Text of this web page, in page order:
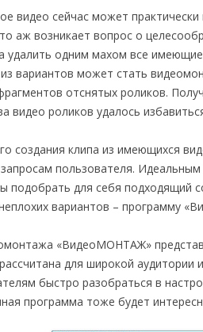
видео сейчас может
аж возникает вопрос о
удалить одним махом все
вариантов может стать
отснятых роликов.
видео роликов удалось
создания клипа из имеющихся
пользователя.
подобрать для себя подходящий
вариантов – программу
«ВидеоМОНТАЖ»
для широкой
быстро разобраться в
программа тоже будет